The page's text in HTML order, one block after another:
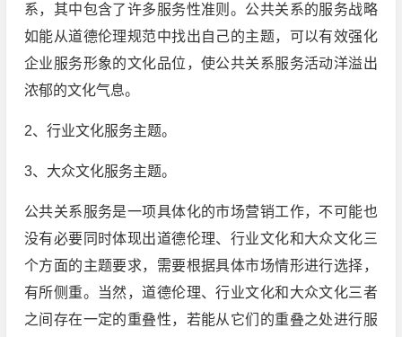
系，其中包含了许多服务性准则。公共关系的服务战略
如能从道德伦理规范中找出自己的主题，可以有效强化
企业服务形象的文化品位，使公共关系服务活动洋溢出
浓郁的文化气息。
2、行业文化服务主题。
3、大众文化服务主题。
公共关系服务是一项具体化的市场营销工作，不可能也
没有必要同时体现出道德伦理、行业文化和大众文化三
个方面的主题要求，需要根据具体市场情形进行选择，
有所侧重。当然，道德伦理、行业文化和大众文化三者
之间存在一定的重叠性，若能从它们的重叠之处进行服